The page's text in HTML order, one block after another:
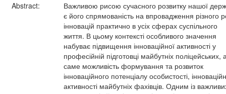
Abstract:
Важливою рисою сучасного розвитку нашої
є його спрямованість на впровадження різного
інновацій практично в усіх сферах суспільного
життя. В цьому контексті особливого значення
набуває підвищення інноваційної активності у
професійній підготовці майбутніх поліцейських,
саме можливість формування та розвиток
інноваційного потенціалу особистості,
активності майбутніх фахівців. Одним із